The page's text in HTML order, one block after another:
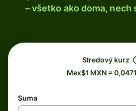
– všetko ako doma,
Stredový kurz
Mex$1 MXN =
Suma